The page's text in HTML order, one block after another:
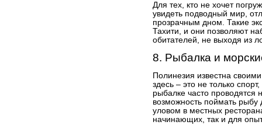
Для тех, кто не хочет
увидеть подводный мир,
прозрачным дном. Такие
Тахити, и они позволяют
обитателей, не выходя из
8. Рыбалка и
Полинезия известна
здесь – это не только
рыбалке часто проводятся
возможность поймать
уловом в местных
начинающих, так и для